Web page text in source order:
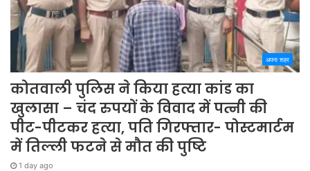
अपना शहर
कोतवाली पुलिस ने किया हत्या कांड का
खुलासा – चंद रुपयों के विवाद में पत्नी की
पीट-पीटकर हत्या, पति गिरफ्तार- पोस्टमार्टम
में तिल्ली फटने से मौत की पुष्टि
1 day ago